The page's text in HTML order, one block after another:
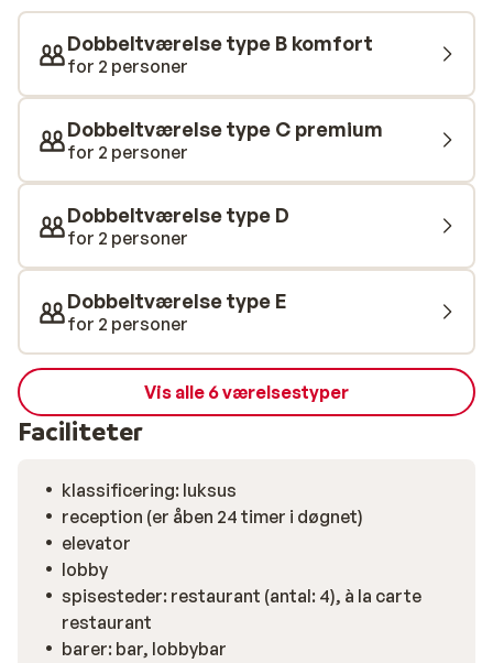
indrettet. Der er brugt meget træ, og du finder
autentiske detaljer i hele interiøret. Desuden har
hotellet et dejligt wellness-center, fire restauranter og
en overraskende moderne bar med loungeområde. Her
kan man slappe af i en af de store lænestole, efter en
dag på ski, med en varm chokolade eller et godt glas
vin.
Dobbeltværelse type B komfort
for 2 personer
Dobbeltværelse type C premium
for 2 personer
Dobbeltværelse type D
for 2 personer
Dobbeltværelse type E
for 2 personer
Vis alle 6 værelsestyper
Faciliteter
klassificering: luksus
reception (er åben 24 timer i døgnet)
elevator
lobby
spisesteder: restaurant (antal: 4), à la carte
restaurant
barer: bar, lobbybar